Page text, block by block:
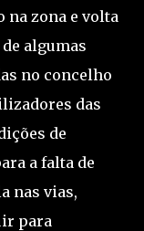
na zona e volta
algumas
no concelho
das
de
a falta de
nas vias,
para